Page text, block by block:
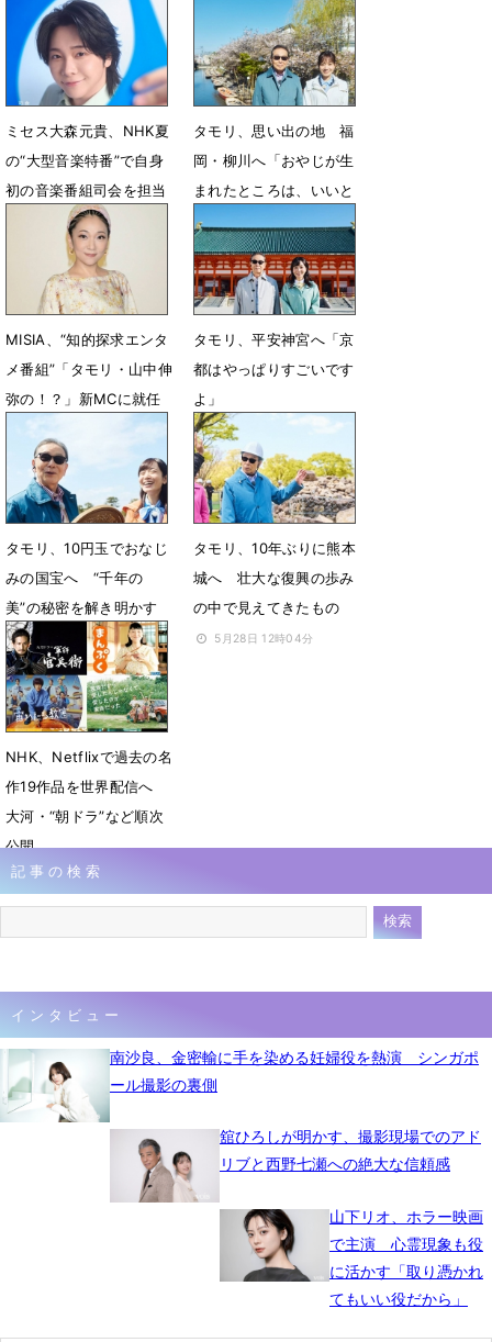
づくりに迫る
7月9日 12時32分
7月6日 15時42分
ミセス大森元貴、NHK夏
の“大型音楽特番”で自身
初の音楽番組司会を担当
「お声がけいただき大変
6月30日 13時23分
タモリ、思い出の地 福
岡・柳川へ「おやじが生
まれたところは、いいと
ころです」
6月25日 12時32分
MISIA、“知的探求エンタ
メ番組”「タモリ・山中伸
弥の！？」新MCに就任
タモリ、平安神宮へ「京
都はやっぱりすごいです
よ」
6月18日 18時11分
タモリ、10円玉でおなじ
みの国宝へ “千年の
美”の秘密を解き明かす
6月6日 11時36分
タモリ、10年ぶりに熊本
城へ 壮大な復興の歩み
の中で見えてきたもの
5月28日 12時04分
NHK、Netflixで過去の名
作19作品を世界配信へ
大河・“朝ドラ”など順次
公開
5月20日 15時00分
記事の検索
インタビュー
南沙良、金密輸に手を染める妊婦役を熱演 シンガポ
ール撮影の裏側
舘ひろしが明かす、撮影現場でのアド
リブと西野七瀬への絶大な信頼感
山下リオ、ホラー映画
で主演 心霊現象も役
に活かす「取り憑かれ
てもいい役だから」